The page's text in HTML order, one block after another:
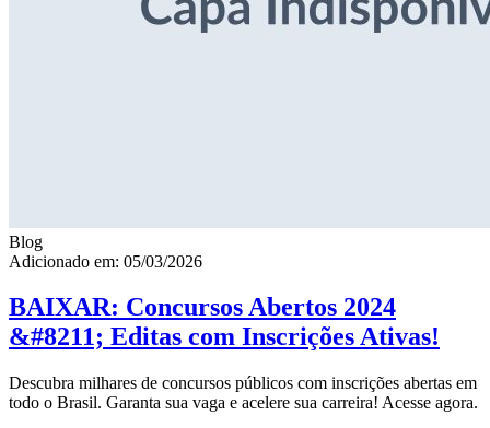
Blog
Adicionado em: 05/03/2026
BAIXAR: Concursos Abertos 2024
&#8211; Editas com Inscrições Ativas!
Descubra milhares de concursos públicos com inscrições abertas em
todo o Brasil. Garanta sua vaga e acelere sua carreira! Acesse agora.